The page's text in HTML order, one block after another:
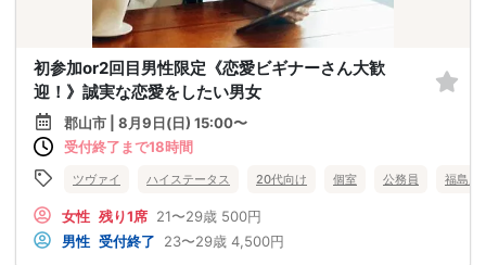
初参加or2回目男性限定《恋愛ビギナーさん大歓
迎！》誠実な恋愛をしたい男女
郡山市 | 8月9日(日) 15:00〜
受付終了まで18時間
ツヴァイ ハイステータス 20代向け 個室 公務員 福島県
女性 残り1席 21〜29歳 500円
男性 受付終了 23〜29歳 4,500円